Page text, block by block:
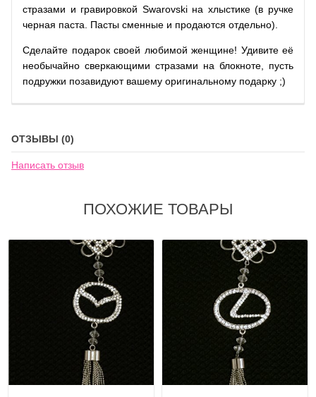
стразами и гравировкой Swarovski на хлыстике (в ручке
черная паста. Пасты сменные и продаются отдельно).
Сделайте подарок своей любимой женщине! Удивите её
необычайно сверкающими стразами на блокноте, пусть
подружки позавидуют вашему оригинальному подарку ;)
ОТЗЫВЫ (0)
Написать отзыв
ПОХОЖИЕ ТОВАРЫ